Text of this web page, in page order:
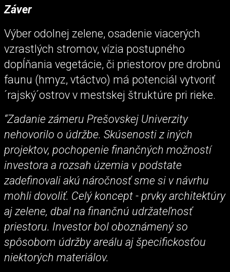
Záver
Výber odolnej zelene, osadenie viacerých
vzrastlých stromov, vízia postupného
dopĺňania vegetácie, či priestorov pre drobnú
faunu (hmyz, vtáctvo) má potenciál vytvoriť
´rajský´ostrov v mestskej štruktúre pri rieke.
“Zadanie zámeru Prešovskej Univerzity
nehovorilo o údržbe. Skúsenosti z iných
projektov, pochopenie finančných možností
investora a rozsah územia v podstate
zadefinovali akú náročnosť sme si v návrhu
mohli dovoliť. Celý koncept - prvky architektúry
aj zelene, dbal na finančnú udržateľnosť
priestoru. Investor bol oboznámený so
spôsobom údržby areálu aj špecifickosťou
niektorých materiálov.